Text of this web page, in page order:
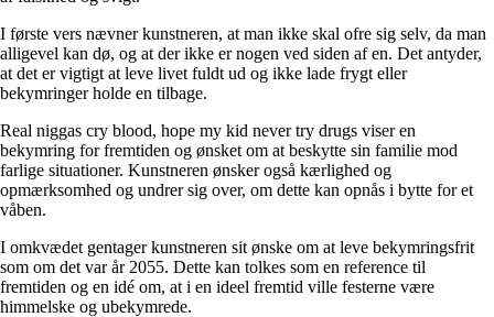
I første vers nævner kunstneren, at man ikke skal ofre sig selv, da man
alligevel kan dø, og at der ikke er nogen ved siden af ​​en. Det antyder,
at det er vigtigt at leve livet fuldt ud og ikke lade frygt eller
bekymringer holde en tilbage.
Real niggas cry blood, hope my kid never try drugs viser en
bekymring for fremtiden og ønsket om at beskytte sin familie mod
farlige situationer. Kunstneren ønsker også kærlighed og
opmærksomhed og undrer sig over, om dette kan opnås i bytte for et
våben.
I omkvædet gentager kunstneren sit ønske om at leve bekymringsfrit
som om det var år 2055. Dette kan tolkes som en reference til
fremtiden og en idé om, at i en ideel fremtid ville festerne være
himmelske og ubekymrede.